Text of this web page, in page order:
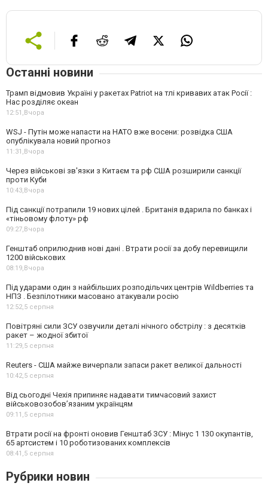
Останні новини
Трамп відмовив Україні у ракетах Patriot на тлі кривавих атак Росії :
Нас розділяє океан
12:51, Вчора
WSJ - Путін може напасти на НАТО вже восени: розвідка США
опублікувала новий прогноз
11:31, Вчора
Через військові зв'язки з Китаєм та рф США розширили санкції
проти Куби
10:43, Вчора
Під санкції потрапили 19 нових цілей . Британія вдарила по банках і
«тіньовому флоту» рф
09:27, Вчора
Генштаб оприлюднив нові дані . Втрати росії за добу перевищили
1200 військових
08:19, Вчора
Під ударами один з найбільших розподільчих центрів Wildberries та
НПЗ . Безпілотники масовано атакували росію
12:52,5 серпня
Повітряні сили ЗСУ озвучили деталі нічного обстрілу : з десятків
ракет – жодної збитої
11:29,5 серпня
Reuters - США майже вичерпали запаси ракет великої дальності
10:42,5 серпня
Від сьогодні Чехія припиняє надавати тимчасовий захист
військовозобов’язаним українцям
09:11,5 серпня
Втрати росії на фронті оновив Генштаб ЗСУ : Мінус 1 130 окупантів,
65 артсистем і 10 роботизованих комплексів
08:41,5 серпня
Рубрики новин